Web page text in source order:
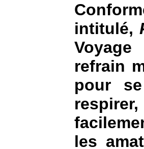
intitulé,
refrain
pour
les